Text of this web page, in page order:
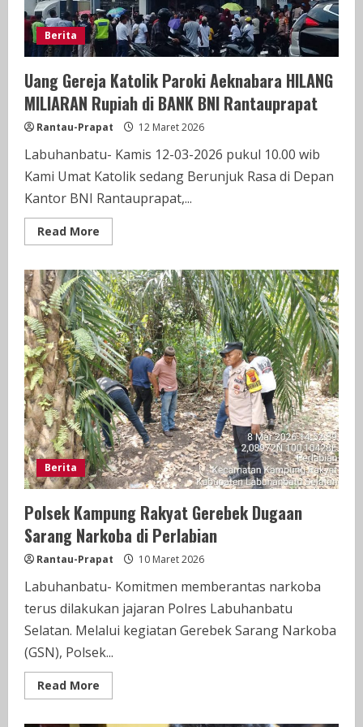
Berita
Uang Gereja Katolik Paroki Aeknabara HILANG
MILIARAN Rupiah di BANK BNI Rantauprapat
Rantau-Prapat 12 Maret 2026
Labuhanbatu- Kamis 12-03-2026 pukul 10.00 wib
Kami Umat Katolik sedang Berunjuk Rasa di Depan
Kantor BNI Rantauprapat,...
Read More
more
Gereja
Katolik
Paroki
Aeknabara
HILANG
MILIARAN
Rupiah
di
BANK
BNI
Rantauprapat
Berita
Polsek Kampung Rakyat Gerebek Dugaan
Sarang Narkoba di Perlabian
Rantau-Prapat 10 Maret 2026
Labuhanbatu- Komitmen memberantas narkoba
terus dilakukan jajaran Polres Labuhanbatu
Selatan. Melalui kegiatan Gerebek Sarang Narkoba
(GSN), Polsek...
Read More
more